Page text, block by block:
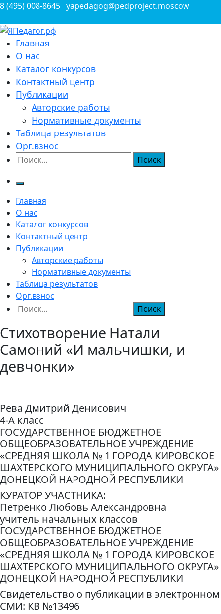
Перейти
содержимому
8 (495) 008-8645 yapedagog@pedproject.moscow
ЯПедагог.рф
Всероссийские конкурсы для педагогов
Главная
О нас
Каталог конкурсов
Контактный центр
Публикации
Авторские работы
Нормативные документы
Таблица результатов
Орг.взнос
Найти:
Главная
О нас
Каталог конкурсов
Контактный центр
Публикации
Авторские работы
Нормативные документы
Таблица результатов
Орг.взнос
Найти:
Стихотворение Натали
Самоний «И мальчишки, и
девчонки»
Рева Дмитрий Денисович
4-А класс
ГОСУДАРСТВЕННОЕ БЮДЖЕТНОЕ
ОБЩЕОБРАЗОВАТЕЛЬНОЕ УЧРЕЖДЕНИЕ
«СРЕДНЯЯ ШКОЛА № 1 ГОРОДА КИРОВСКОЕ
ШАХТЕРСКОГО МУНИЦИПАЛЬНОГО ОКРУГА»
ДОНЕЦКОЙ НАРОДНОЙ РЕСПУБЛИКИ
КУРАТОР УЧАСТНИКА:
Петренко Любовь Александровна
учитель начальных классов
ГОСУДАРСТВЕННОЕ БЮДЖЕТНОЕ
ОБЩЕОБРАЗОВАТЕЛЬНОЕ УЧРЕЖДЕНИЕ
«СРЕДНЯЯ ШКОЛА № 1 ГОРОДА КИРОВСКОЕ
ШАХТЕРСКОГО МУНИЦИПАЛЬНОГО ОКРУГА»
ДОНЕЦКОЙ НАРОДНОЙ РЕСПУБЛИКИ
Свидетельство о публикации в электронном
СМИ: КВ №13496